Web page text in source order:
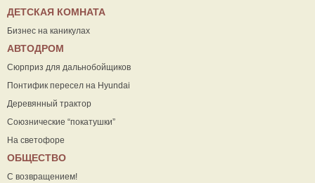
ДЕТСКАЯ КОМНАТА
Бизнес на каникулах
АВТОДРОМ
Сюрприз для дальнобойщиков
Понтифик пересел на Hyundai
Деревянный трактор
Союзнические “покатушки”
На светофоре
ОБЩЕСТВО
С возвращением!